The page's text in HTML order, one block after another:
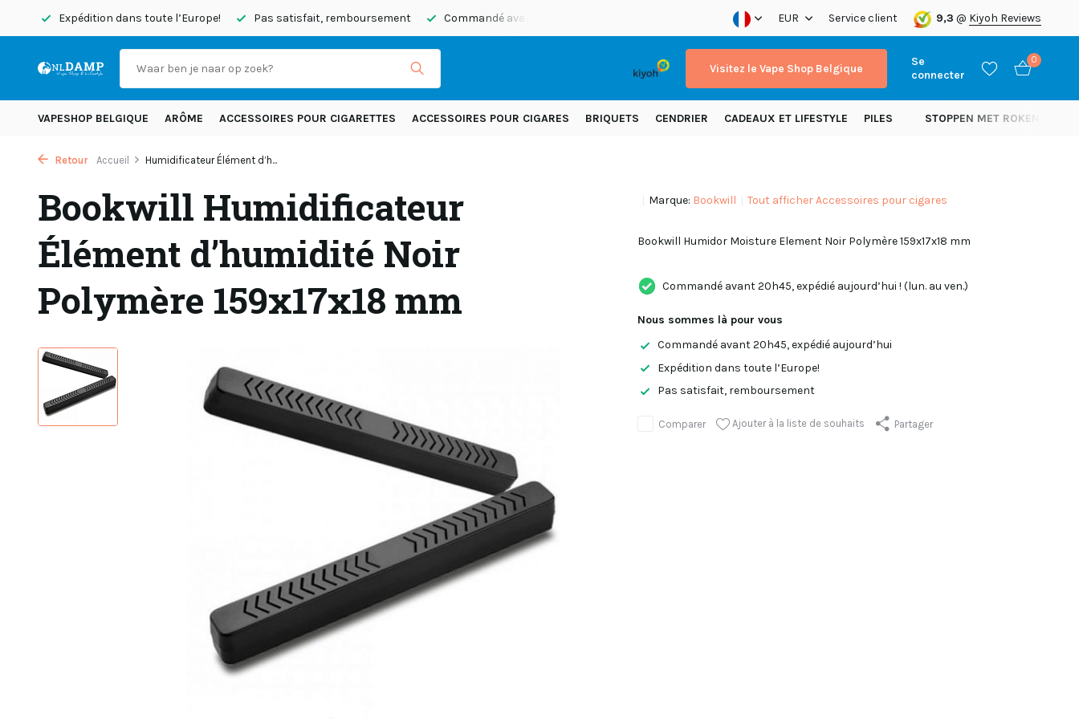
Expédition dans toute l’Europe! Pas satisfait, remboursement Commandé avant 20h45, expédié aujourd’hui Expédition dans toute l’Europe!
EUR Service client 9,3 @ Kiyoh Reviews
Visitez le Vape Shop Belgique
Se
connecter
S'inscrire
0
VAPESHOP BELGIQUE ARÔME ACCESSOIRES POUR CIGARETTES ACCESSOIRES POUR CIGARES BRIQUETS CENDRIER CADEAUX ET LIFESTYLE PILES STOPPEN MET ROKEN
Retour Accueil Humidificateur Élément d’h...
Bookwill Humidificateur
Élément d’humidité Noir
Polymère 159x17x18 mm
Marque: Bookwill Tout afficher Accessoires pour cigares
Bookwill Humidor Moisture Element Noir Polymère 159x17x18 mm
Commandé avant 20h45, expédié aujourd’hui ! (lun. au ven.)
Nous sommes là pour vous
Commandé avant 20h45, expédié aujourd’hui
Expédition dans toute l’Europe!
Pas satisfait, remboursement
Comparer Ajouter à la liste de souhaits Partager